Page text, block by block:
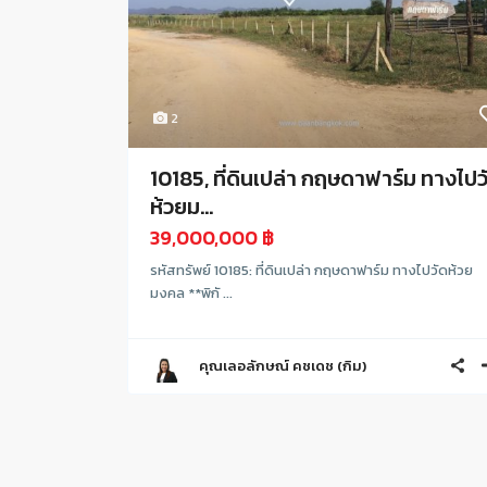
2
10185, ที่ดินเปล่า กฤษดาฟาร์ม ทางไป
ห้วยม...
39,000,000 ฿
รหัสทรัพย์ 10185: ที่ดินเปล่า กฤษดาฟาร์ม ทางไปวัดห้วย
มงคล **พิกั ...
คุณเลอลักษณ์ คชเดช (กิม)